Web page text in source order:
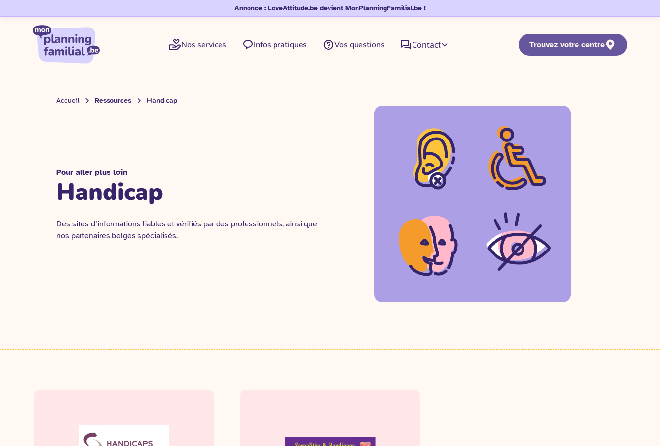
Annonce : LoveAttitude.be devient MonPlanningFamilial.be !
Nos services Infos pratiques Vos questions Contact Trouvez votre centre
Accueil Ressources Handicap
Pour aller plus loin
Handicap
Des sites d’informations fiables et vérifiés par des professionnels, ainsi que
nos partenaires belges spécialisés.